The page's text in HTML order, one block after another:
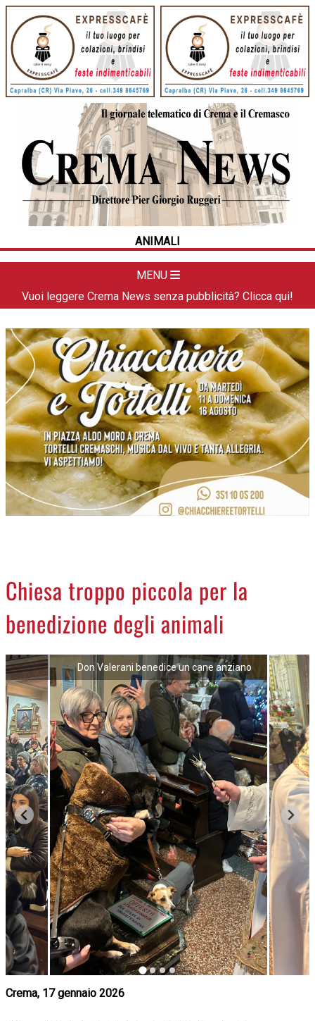
ANIMALI
MENU
HOME
CRONACA
POLITICA
LA FOTO
DAL TERRITORIO
APPUNTAMENTI
CREMASCO
OROSCOPO
LA PIAZZA
ANIMALI
NECROLOGI
ACCEDI
Vuoi leggere Crema News senza pubblicità? Clicca qui!
Chiesa troppo piccola per la
benedizione degli animali
Don Valerani benedice un cane anziano
Crema, 17 gennaio 2026